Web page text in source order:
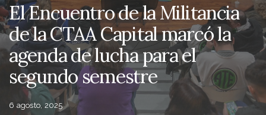
El Encuentro de la Militancia
de la CTAA Capital marcó la
agenda de lucha para el
segundo semestre
6 agosto, 2025